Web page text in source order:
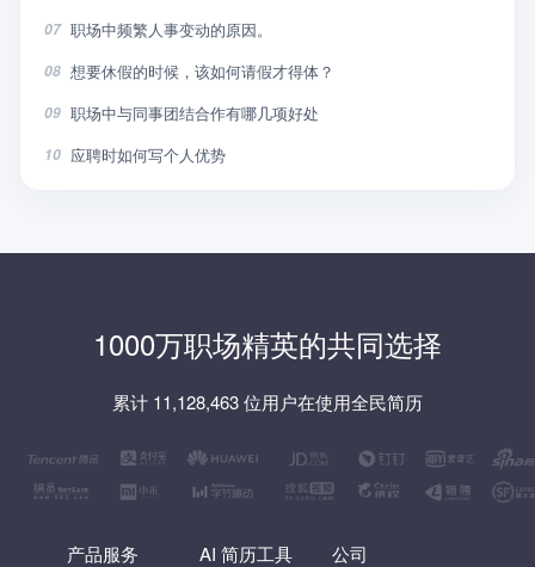
07 职场中频繁人事变动的原因。
08 想要休假的时候，该如何请假才得体？
09 职场中与同事团结合作有哪几项好处
10 应聘时如何写个人优势
1000万职场精英的共同选择
累计 11,128,463 位用户在使用全民简历
产品服务 AI 简历工具 公司